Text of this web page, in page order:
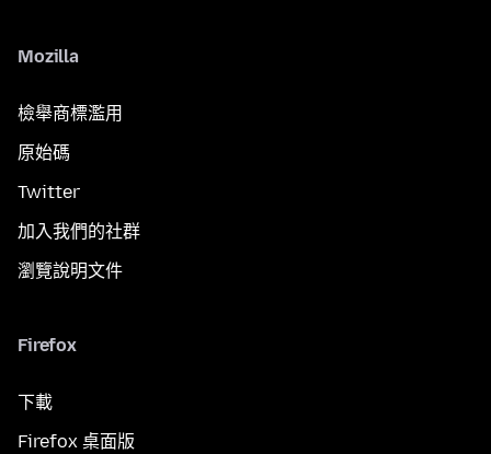
Mozilla
檢舉商標濫用
原始碼
Twitter
加入我們的社群
瀏覽說明文件
Firefox
下載
Firefox 桌面版